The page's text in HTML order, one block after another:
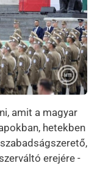
amit a magyar
hetekben
erejére -